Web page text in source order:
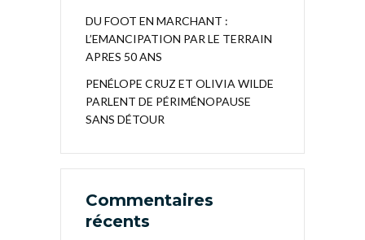
DU FOOT EN MARCHANT :
L’EMANCIPATION PAR LE TERRAIN
APRES 50 ANS
PENÉLOPE CRUZ ET OLIVIA WILDE
PARLENT DE PÉRIMÉNOPAUSE
SANS DÉTOUR
Commentaires
récents